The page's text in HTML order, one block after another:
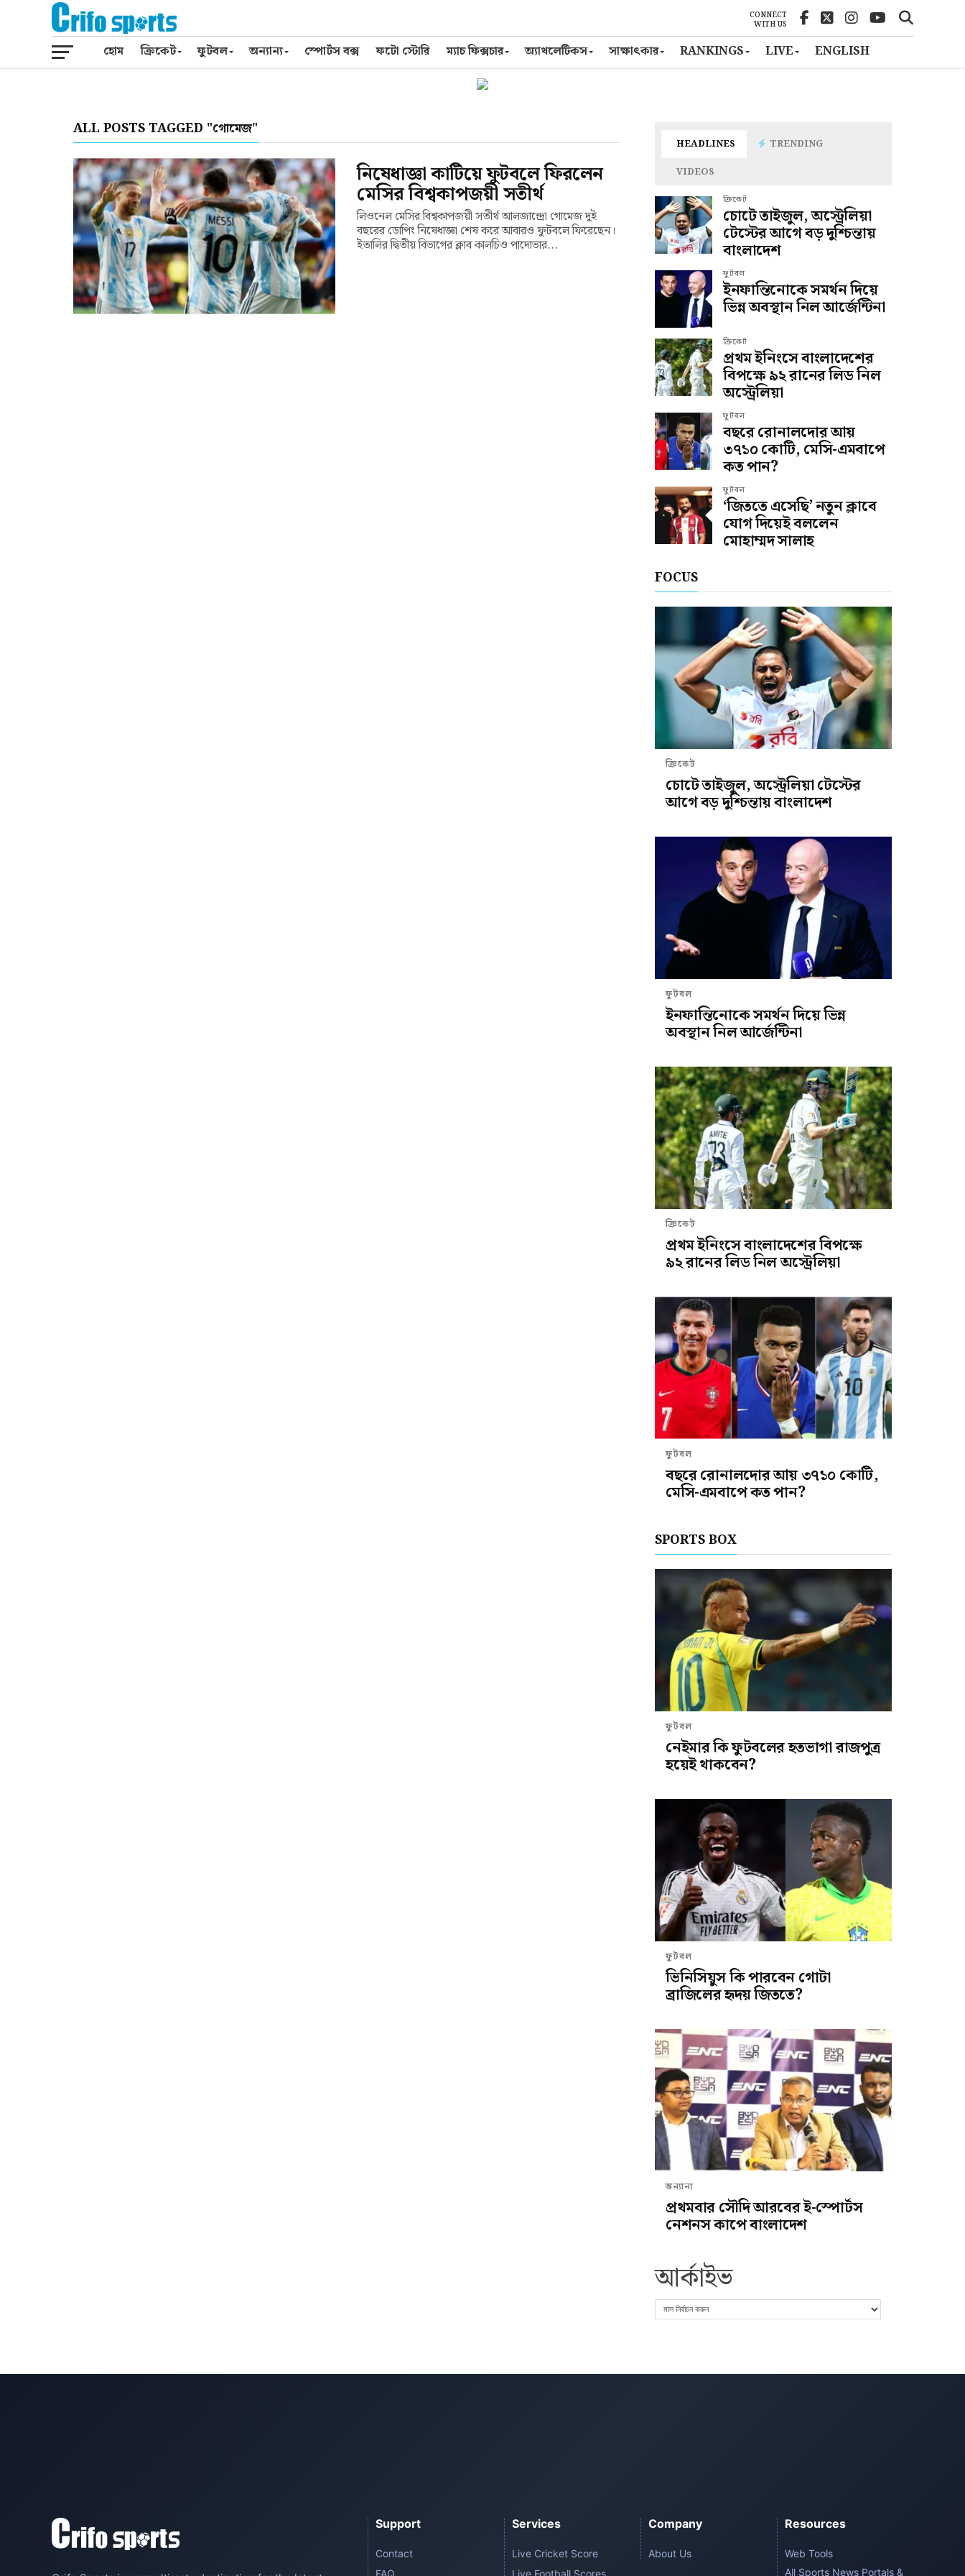
CONNECT
WITH US
হোম ক্রিকেট ফুটবল অন্যান্য স্পোর্টস বক্স ফটো স্টোরি ম্যাচ ফিক্সচার অ্যাথলেটিকস সাক্ষাৎকার RANKINGS LIVE ENGLISH
ALL POSTS TAGGED "গোমেজ"
নিষেধাজ্ঞা কাটিয়ে ফুটবলে ফিরলেন
মেসির বিশ্বকাপজয়ী সতীর্থ
লিওনেল মেসির বিশ্বকাপজয়ী সতীর্থ আলজান্দ্রো গোমেজ দুই
বছরের ডোপিং নিষেধাজ্ঞা শেষ করে আবারও ফুটবলে ফিরেছেন।
ইতালির দ্বিতীয় বিভাগের ক্লাব কালচিও পাদোভার...
HEADLINES
TRENDING
VIDEOS
ক্রিকেট
চোটে তাইজুল, অস্ট্রেলিয়া
টেস্টের আগে বড় দুশ্চিন্তায়
বাংলাদেশ
ফুটবল
ইনফান্তিনোকে সমর্থন দিয়ে
ভিন্ন অবস্থান নিল আর্জেন্টিনা
ক্রিকেট
প্রথম ইনিংসে বাংলাদেশের
বিপক্ষে ৯২ রানের লিড নিল
অস্ট্রেলিয়া
ফুটবল
বছরে রোনালদোর আয়
৩৭১০ কোটি, মেসি-এমবাপে
কত পান?
ফুটবল
‘জিততে এসেছি’ নতুন ক্লাবে
যোগ দিয়েই বললেন
মোহাম্মদ সালাহ
FOCUS
ক্রিকেট
চোটে তাইজুল, অস্ট্রেলিয়া টেস্টের
আগে বড় দুশ্চিন্তায় বাংলাদেশ
ফুটবল
ইনফান্তিনোকে সমর্থন দিয়ে ভিন্ন
অবস্থান নিল আর্জেন্টিনা
ক্রিকেট
প্রথম ইনিংসে বাংলাদেশের বিপক্ষে
৯২ রানের লিড নিল অস্ট্রেলিয়া
ফুটবল
বছরে রোনালদোর আয় ৩৭১০ কোটি,
মেসি-এমবাপে কত পান?
SPORTS BOX
ফুটবল
নেইমার কি ফুটবলের হতভাগা রাজপুত্র
হয়েই থাকবেন?
ফুটবল
ভিনিসিয়ুস কি পারবেন গোটা
ব্রাজিলের হৃদয় জিততে?
অন্যান্য
প্রথমবার সৌদি আরবের ই-স্পোর্টস
নেশনস কাপে বাংলাদেশ
আর্কাইভ
Support
Contact
FAQ
Services
Live Cricket Score
Live Football Scores
Company
About Us
Resources
Web Tools
All Sports News Portals &